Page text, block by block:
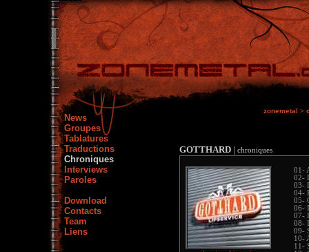
News
Groupes
Tablatures
Traductions
Chroniques
Interviews
Paroles
Download
Contacts
Team
Liens
zonemetal >
GOTTHARD | chroniques
01-
02-
03-
04-
05-
06-
07-
08-
09-
10-
11-